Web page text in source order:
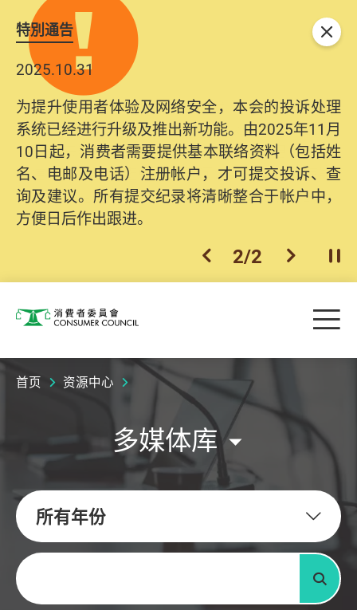
特別通告
2025.10.31
为提升使用者体验及网络安全，本会的投诉处理
系统已经进行升级及推出新功能。由2025年11月
10日起，消费者需要提供基本联络资料（包括姓
名、电邮及电话）注册帐户，才可提交投诉、查
询及建议。所有提交纪录将清晰整合于帐户中，
方便日后作出跟进。
上一个
2/2 下一个开
关闭
消费者委员会 目
首页 资源中心
多媒体库
所有年份
关键字
搜寻